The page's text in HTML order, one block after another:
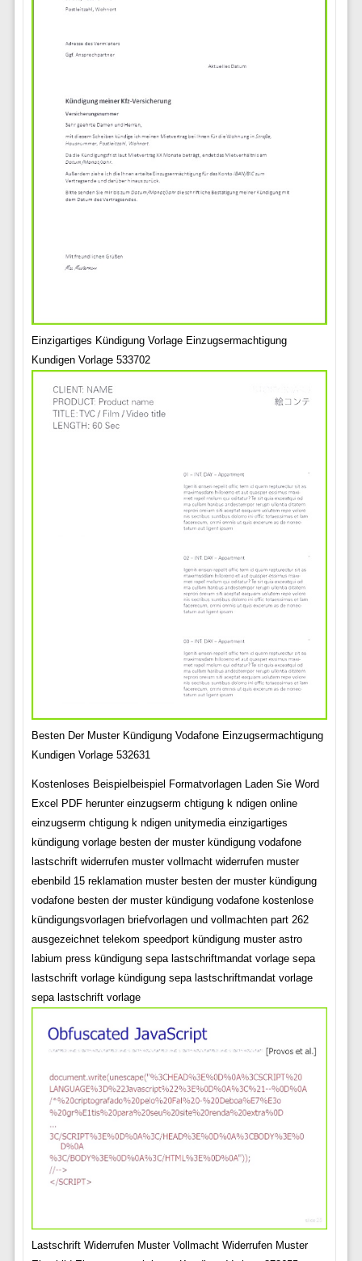
Einzigartiges Kündigung Vorlage Einzugsermachtigung
Kundigen Vorlage 533702
Besten Der Muster Kündigung Vodafone Einzugsermachtigung
Kundigen Vorlage 532631
Kostenloses Beispielbeispiel Formatvorlagen Laden Sie Word
Excel PDF herunter einzugserm chtigung k ndigen online
einzugserm chtigung k ndigen unitymedia einzigartiges
kündigung vorlage besten der muster kündigung vodafone
lastschrift widerrufen muster vollmacht widerrufen muster
ebenbild 15 reklamation muster besten der muster kündigung
vodafone besten der muster kündigung vodafone kostenlose
kündigungsvorlagen briefvorlagen und vollmachten part 262
ausgezeichnet telekom speedport kündigung muster astro
labium press kündigung sepa lastschriftmandat vorlage sepa
lastschrift vorlage kündigung sepa lastschriftmandat vorlage
sepa lastschrift vorlage
Lastschrift Widerrufen Muster Vollmacht Widerrufen Muster